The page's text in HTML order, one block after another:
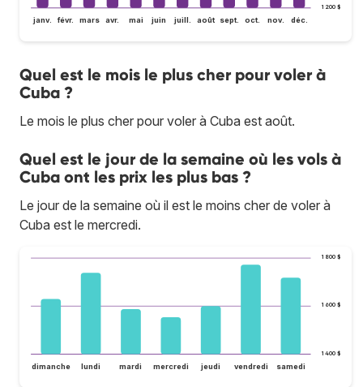
1 200 $
janv. févr. mars avr. mai juin juill. août sept. oct. nov. déc.
Quel est le mois le plus cher pour voler à
Cuba ?
Le mois le plus cher pour voler à Cuba est août.
Quel est le jour de la semaine où les vols à
Cuba ont les prix les plus bas ?
Le jour de la semaine où il est le moins cher de voler à
Cuba est le mercredi.
1 400 $
1 600 $
1 800 $
dimanche lundi mardi mercredi jeudi vendredi samedi